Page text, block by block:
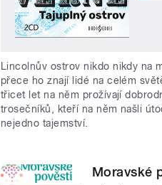
Lincolnův ostrov nikdo nikdy na
přece ho znají lidé na celém
třicet let na něm prožívají
trosečníků, kteří na něm našli
nejedno tajemství.
Moravské